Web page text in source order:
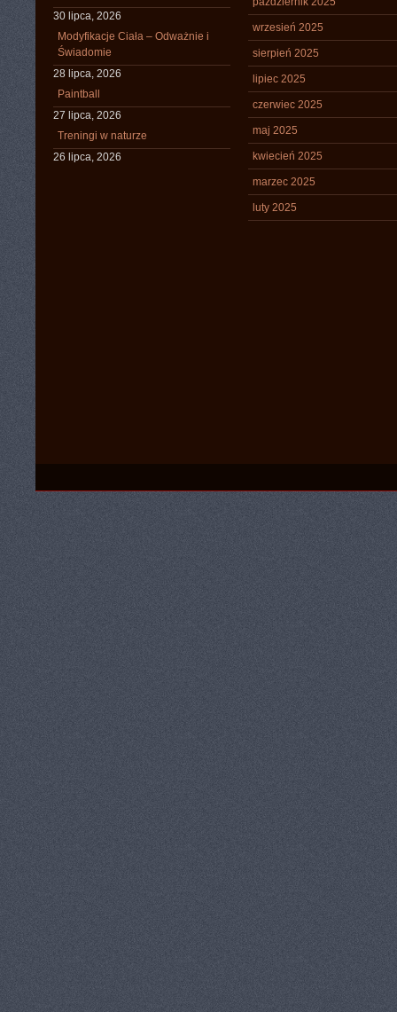
30 lipca, 2026
Modyfikacje Ciała – Odważnie i
Świadomie
28 lipca, 2026
Paintball
27 lipca, 2026
Treningi w naturze
26 lipca, 2026
wrzesień 2025
sierpień 2025
lipiec 2025
czerwiec 2025
maj 2025
kwiecień 2025
marzec 2025
luty 2025